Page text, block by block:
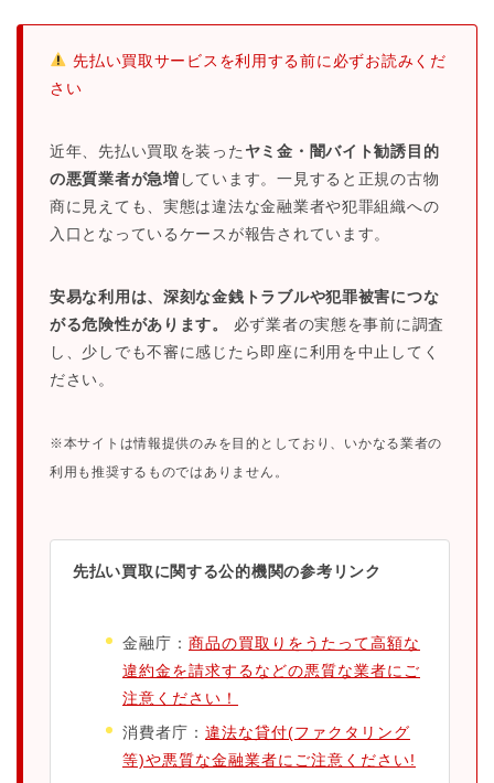
先払い買取サービスを利用する前に必ずお読みくだ
さい
近年、先払い買取を装った ヤミ金・闇バイト勧誘目的
の悪質業者が急増 しています。一見すると正規の古物
商に見えても、実態は違法な金融業者や犯罪組織への
入口となっているケースが報告されています。
安易な利用は、深刻な金銭トラブルや犯罪被害につな
がる危険性があります。
必ず業者の実態を事前に調査
し、少しでも不審に感じたら即座に利用を中止してく
ださい。
※本サイトは情報提供のみを目的としており、いかなる業者の
利用も推奨するものではありません。
先払い買取に関する公的機関の参考リンク
金融庁： 商品の買取りをうたって高額な
違約金を請求するなどの悪質な業者にご
注意ください！
消費者庁： 違法な貸付(ファクタリング
等)や悪質な金融業者にご注意ください!